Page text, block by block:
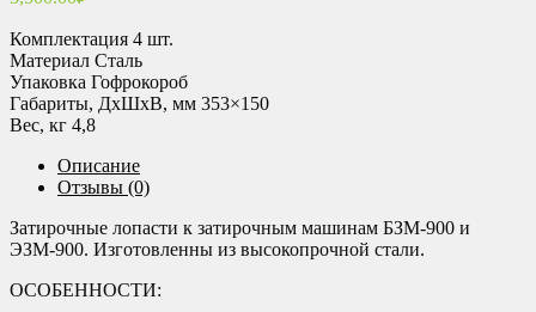
Комплектация 4 шт.
Материал Сталь
Упаковка Гофрокороб
Габариты, ДxШxВ, мм 353×150
Вес, кг 4,8
Описание
Отзывы (0)
Затирочные лопасти к затирочным машинам БЗМ-900 и
ЭЗМ-900. Изготовленны из высокопрочной стали.
ОСОБЕННОСТИ: